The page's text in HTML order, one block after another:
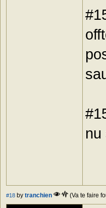
nu
#18 by tranchien (Va te faire